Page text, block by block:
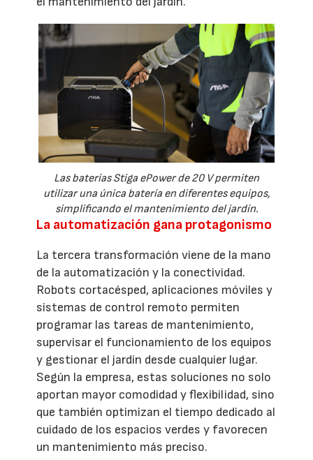
Las baterías Stiga ePower de 20 V permiten
utilizar una única batería en diferentes equipos,
simplificando el mantenimiento del jardín.
La automatización gana protagonismo
La tercera transformación viene de la mano
de la automatización y la conectividad.
Robots cortacésped, aplicaciones móviles y
sistemas de control remoto permiten
programar las tareas de mantenimiento,
supervisar el funcionamiento de los equipos
y gestionar el jardín desde cualquier lugar.
Según la empresa, estas soluciones no solo
aportan mayor comodidad y flexibilidad, sino
que también optimizan el tiempo dedicado al
cuidado de los espacios verdes y favorecen
un mantenimiento más preciso.